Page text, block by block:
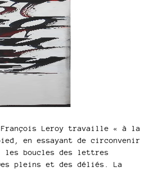
François Leroy travaille « à la
en essayant de circonvenir
boucles des lettres
pleins et des déliés. La